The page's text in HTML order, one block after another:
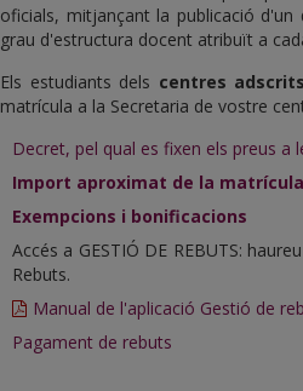
de
inicio
oficials, mitjançant la publicació
grau d'estructura docent atribuït a
Els estudiants dels centres adscrits
matrícula a la Secretaria de vostre
Decret, pel qual es fixen els preus a
Import aproximat de la
Exempcions i bonificacions
Accés a GESTIÓ DE REBUTS:
Rebuts.
Manual de l'aplicació Gestió de
Pagament de rebuts